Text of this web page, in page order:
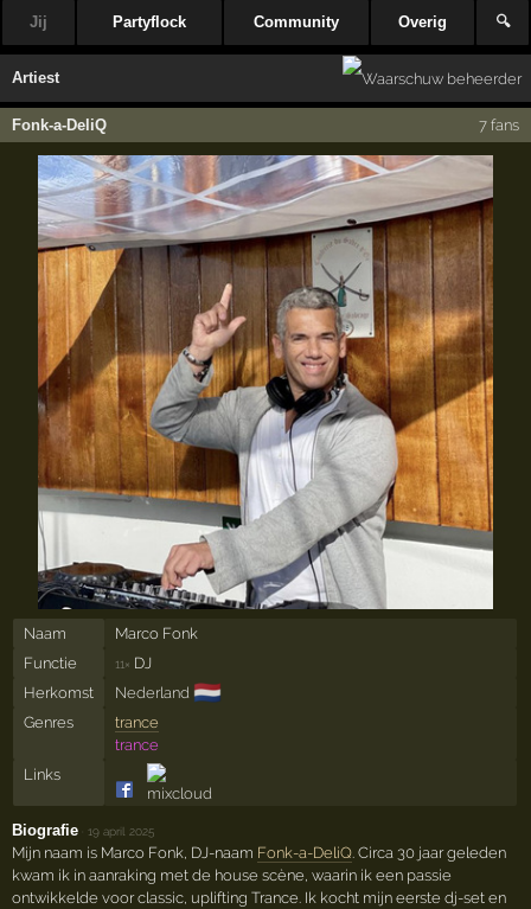
Jij Partyflock Community Overig 🔍
Artiest
Fonk-a-DeliQ 7 fans
Naam
Marco Fonk
Functie
11× DJ
Herkomst
Nederland 🇳🇱
Genres
trance
trance
Links
Biografie ·19 april 2025
Mijn naam is Marco Fonk, DJ-naam Fonk-a-DeliQ. Circa 30 jaar geleden
kwam ik in aanraking met de house scène, waarin ik een passie
ontwikkelde voor classic, uplifting Trance. Ik kocht mijn eerste dj-set en